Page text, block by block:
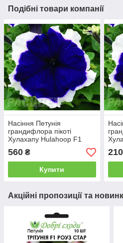
Подібні товари компанії
Насіння Петунія
грандифлора пікоті
Хулахапу Hulahoop F1
Синє 1000 драже Sakata
560 ₴
Купити
210
Акційні пропозиції та